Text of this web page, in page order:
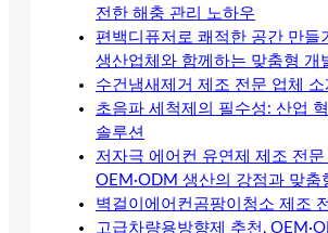
전한 해충 관리 노하우
편백디퓨저로 쾌적한 공간 만들
생산업체와 함께하는 맞춤형 개
수건냄새제거 제조 전문 업체 소
초음파 세척제의 필수성: 산업
솔루션
저자극 에어컨 유연제 제조 전문
OEM·ODM 생산의 강점과 맞춤
벽걸이에어컨곰팡이청소 제조
고급차량용방향제 추천,